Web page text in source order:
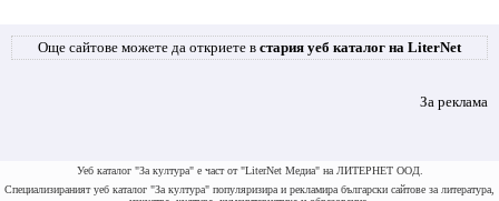
Още сайтове можете да откриете в стария уеб каталог на LiterNet
За реклама
Уеб каталог "За култура" е част от "LiterNet Медиа" на ЛИТЕРНЕТ ООД.
Специализираният уеб каталог "За култура" популяризира и рекламира български сайтове за литература,